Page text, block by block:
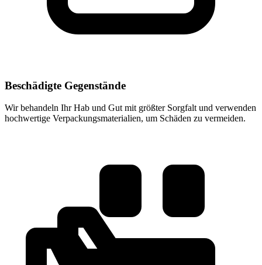
Beschädigte Gegenstände
Wir behandeln Ihr Hab und Gut mit größter Sorgfalt und verwenden
hochwertige Verpackungsmaterialien, um Schäden zu vermeiden.